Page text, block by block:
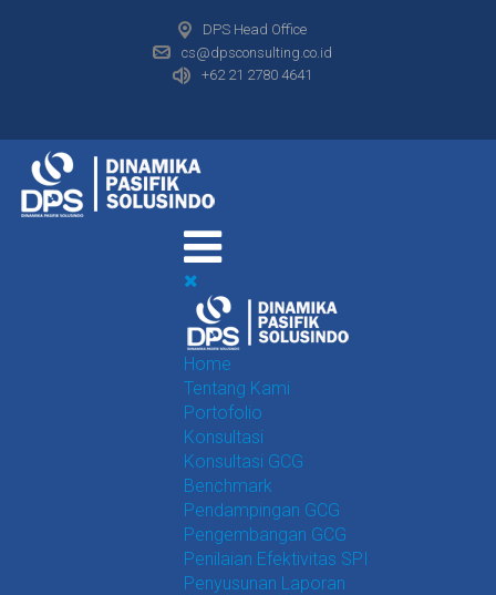
DPS Head Office
cs@dpsconsulting.co.id
+62 21 2780 4641
Home
Tentang Kami
Portofolio
Konsultasi
Konsultasi GCG
Benchmark
Pendampingan GCG
Pengembangan GCG
Penilaian Efektivitas SPI
Penyusunan Laporan